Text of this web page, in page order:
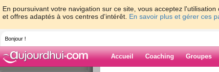
En poursuivant votre navigation sur ce site, vous acceptez
et offres adaptés à vos centres d'intérêt. En savoir plus et gérer ces
Bonjour !
Accueil Coaching Groupes